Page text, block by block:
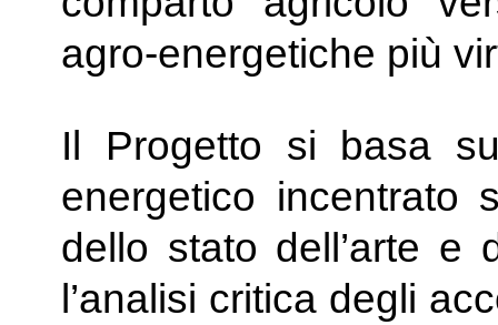
agro-energetiche più
Il Progetto si basa
energetico incentrato
dello stato dell’arte e
l’analisi critica degli